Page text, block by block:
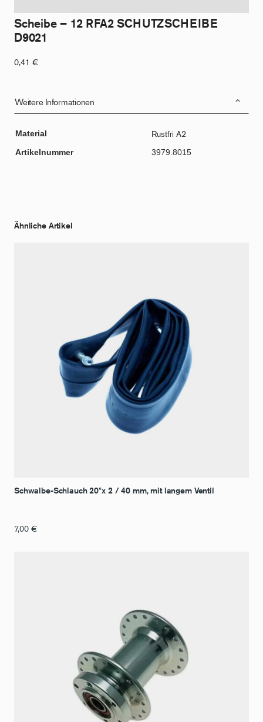
Scheibe – 12 RFA2 SCHUTZSCHEIBE
D9021
0,41 €
Weitere Informationen
Material Rustfri A2
Artikelnummer 3979.8015
Ähnliche Artikel
Schwalbe-Schlauch 20″x 2 / 40 mm, mit langem Ventil
7,00 €